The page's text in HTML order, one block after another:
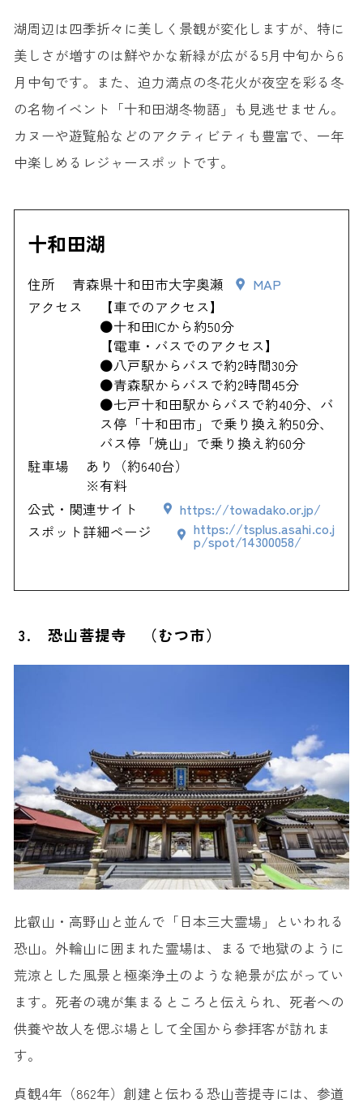
湖周辺は四季折々に美しく景観が変化しますが、特に
美しさが増すのは鮮やかな新緑が広がる5月中旬から6
月中旬です。また、迫力満点の冬花火が夜空を彩る冬
の名物イベント「十和田湖冬物語」も見逃せません。
カヌーや遊覧船などのアクティビティも豊富で、一年
中楽しめるレジャースポットです。
十和田湖
住所 青森県十和田市大字奥瀬
MAP
アクセス
【車でのアクセス】
●十和田ICから約50分
【電車・バスでのアクセス】
●八戸駅からバスで約2時間30分
●青森駅からバスで約2時間45分
●七戸十和田駅からバスで約40分、バ
ス停「十和田市」で乗り換え約50分、
バス停「焼山」で乗り換え約60分
駐車場
あり（約640台）
※有料
公式・関連サイト
https://towadako.or.jp/
スポット詳細ページ
https://tsplus.asahi.co.j
p/spot/14300058/
3. 恐山菩提寺 （むつ市）
比叡山・高野山と並んで「日本三大霊場」といわれる
恐山。外輪山に囲まれた霊場は、まるで地獄のように
荒涼とした風景と極楽浄土のような絶景が広がってい
ます。死者の魂が集まるところと伝えられ、死者への
供養や故人を偲ぶ場として全国から参拝客が訪れま
す。
貞観4年（862年）創建と伝わる恐山菩提寺には、参道